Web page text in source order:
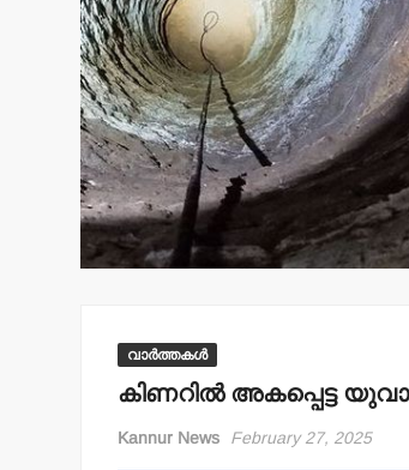
വാർത്തകൾ
കിണറില്‍ അകപ്പെട്ട
Kannur News February 27, 2025